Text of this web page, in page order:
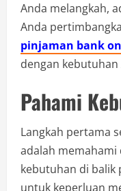
Anda melangkah,
Anda
pinjaman bank
dengan kebutuhan
Pahami
Langkah pertama
adalah memahami
kebutuhan di balik
untuk keperluan